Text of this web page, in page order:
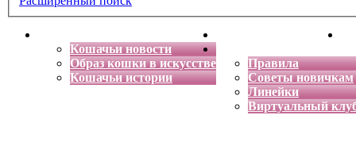
Кошачьи новости
Образ кошки в искусстве
Кошачьи истории
Энциклопедия кошек
Правила
Советы новичкам
Линейки
Виртуальный